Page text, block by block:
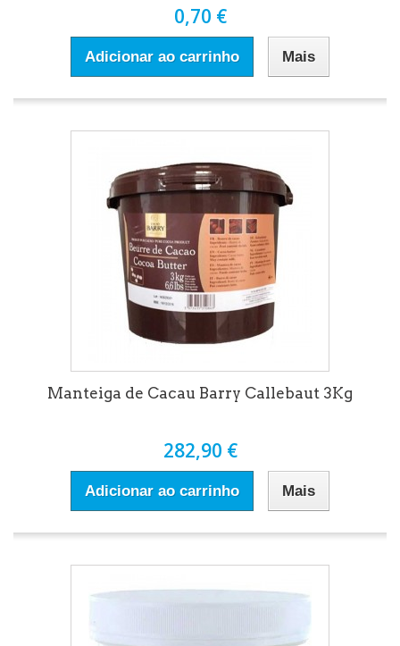
0,70 €
Adicionar ao carrinho Mais
Manteiga de Cacau Barry Callebaut 3Kg
282,90 €
Adicionar ao carrinho Mais